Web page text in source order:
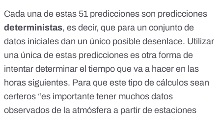
Cada una de estas 51 predicciones son predicciones
deterministas, es decir, que para un conjunto de
datos iniciales dan un único posible desenlace. Utilizar
una única de estas predicciones es otra forma de
intentar determinar el tiempo que va a hacer en las
horas siguientes. Para que este tipo de cálculos sean
certeros “es importante tener muchos datos
observados de la atmósfera a partir de estaciones